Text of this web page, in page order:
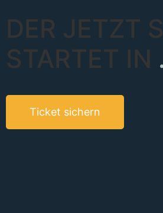
DER JETZT
STARTET IN .
Ticket sichern